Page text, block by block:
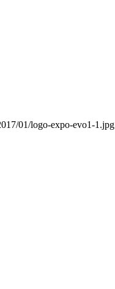
01/logo-expo-evo1-1.jpg